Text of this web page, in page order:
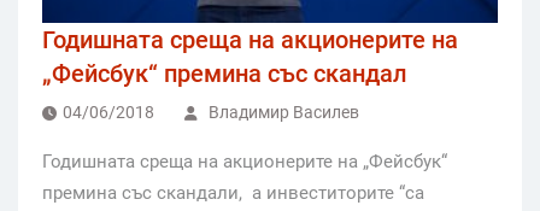
Годишната среща на акционерите на
„Фейсбук“ премина със скандал
04/06/2018 Владимир Василев
Годишната среща на акционерите на „Фейсбук“
премина със скандали, а инвеститорите “са